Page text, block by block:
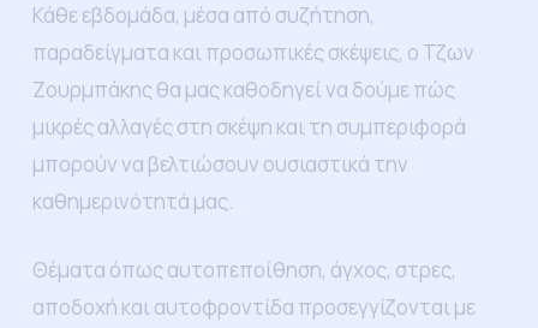
Κάθε εβδομάδα, μέσα από συζήτηση,
παραδείγματα και προσωπικές σκέψεις, ο Τζων
Ζουρμπάκης θα μας καθοδηγεί να δούμε πώς
μικρές αλλαγές στη σκέψη και τη συμπεριφορά
μπορούν να βελτιώσουν ουσιαστικά την
καθημερινότητά μας.
Θέματα όπως αυτοπεποίθηση, άγχος, στρες,
αποδοχή και αυτοφροντίδα προσεγγίζονται με